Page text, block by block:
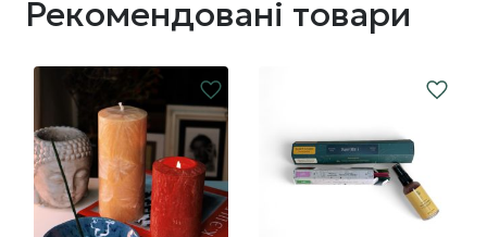
Рекомендовані товари